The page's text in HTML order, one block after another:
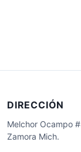
DIRECCIÓN
Melchor Ocampo
Zamora Mich.